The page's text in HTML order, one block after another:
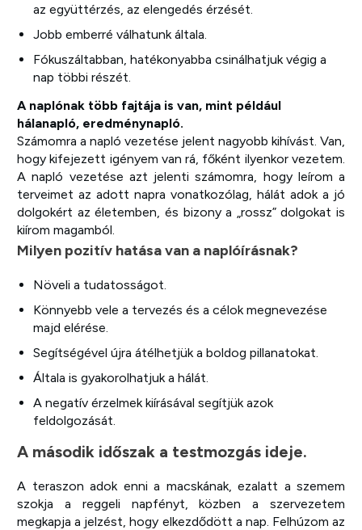
az együttérzés, az elengedés érzését.
Jobb emberré válhatunk általa.
Fókuszáltabban, hatékonyabba csinálhatjuk végig a
nap többi részét.
A naplónak több fajtája is van, mint például
hálanapló, eredménynapló.
Számomra a napló vezetése jelent nagyobb kihívást. Van,
hogy kifejezett igényem van rá, főként ilyenkor vezetem.
A napló vezetése azt jelenti számomra, hogy leírom a
terveimet az adott napra vonatkozólag, hálát adok a jó
dolgokért az életemben, és bizony a „rossz” dolgokat is
kiírom magamból.
Milyen pozitív hatása van a naplóírásnak?
Növeli a tudatosságot.
Könnyebb vele a tervezés és a célok megnevezése
majd elérése.
Segítségével újra átélhetjük a boldog pillanatokat.
Általa is gyakorolhatjuk a hálát.
A negatív érzelmek kiírásával segítjük azok
feldolgozását.
A második időszak a testmozgás ideje.
A teraszon adok enni a macskának, ezalatt a szemem
szokja a reggeli napfényt, közben a szervezetem
megkapja a jelzést, hogy elkezdődött a nap. Felhúzom az